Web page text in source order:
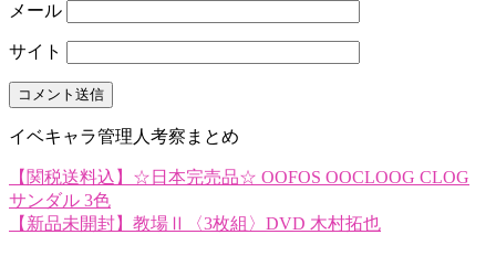
メール
サイト
イベキャラ管理人考察まとめ
【関税送料込】☆日本完売品☆ OOFOS OOCLOOG CLOG
サンダル 3色
【新品未開封】教場Ⅱ〈3枚組〉DVD 木村拓也